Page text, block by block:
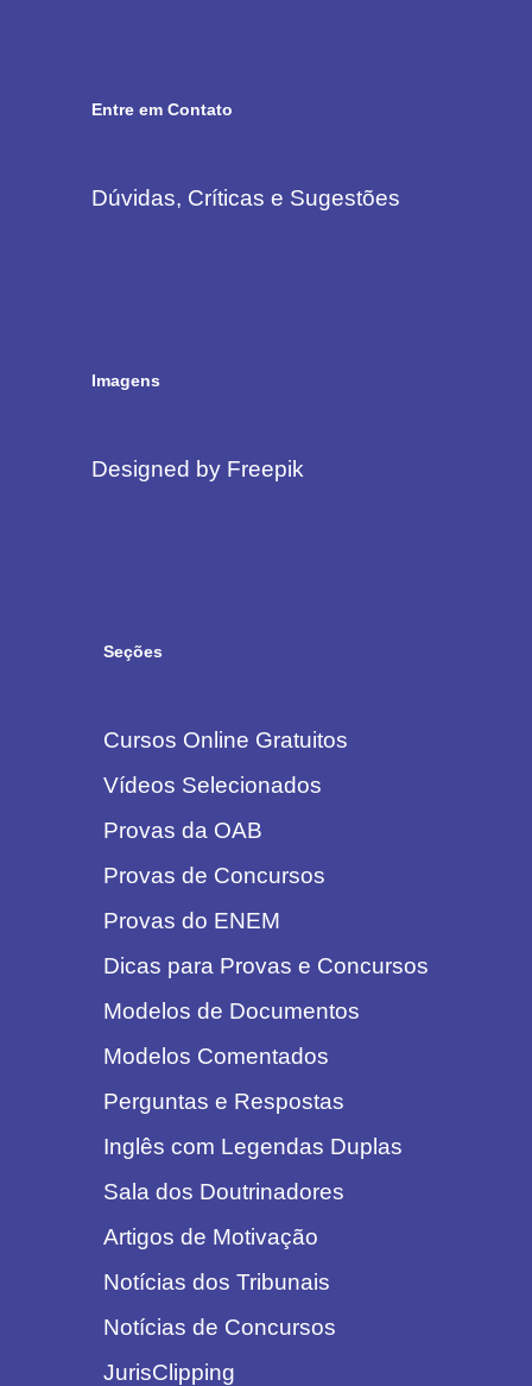
Entre em Contato
Dúvidas, Críticas e Sugestões
Imagens
Designed by Freepik
Seções
Cursos Online Gratuitos
Vídeos Selecionados
Provas da OAB
Provas de Concursos
Provas do ENEM
Dicas para Provas e Concursos
Modelos de Documentos
Modelos Comentados
Perguntas e Respostas
Inglês com Legendas Duplas
Sala dos Doutrinadores
Artigos de Motivação
Notícias dos Tribunais
Notícias de Concursos
JurisClipping